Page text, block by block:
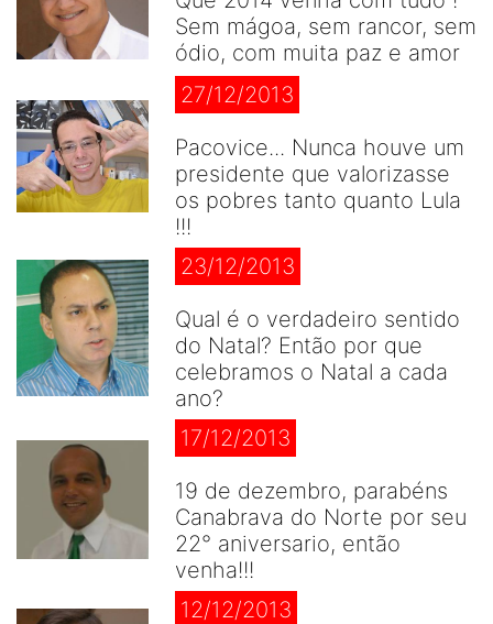
Sem mágoa, sem rancor, sem
ódio, com muita paz e amor
27/12/2013
Pacovice... Nunca houve um
presidente que valorizasse
os pobres tanto quanto Lula
!!!
23/12/2013
Qual é o verdadeiro sentido
do Natal? Então por que
celebramos o Natal a cada
ano?
17/12/2013
19 de dezembro, parabéns
Canabrava do Norte por seu
22° aniversario, então
venha!!!
12/12/2013